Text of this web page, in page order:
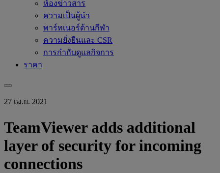
ห้องข่าวสาร
ความเป็นผู้นำ
พาร์ทเนอร์ด้านกีฬา
ความยั่งยืนและ CSR
การกำกับดูแลกิจการ
ราคา
27 เม.ย. 2021
TeamViewer adds additional
layer of security for incoming
connections